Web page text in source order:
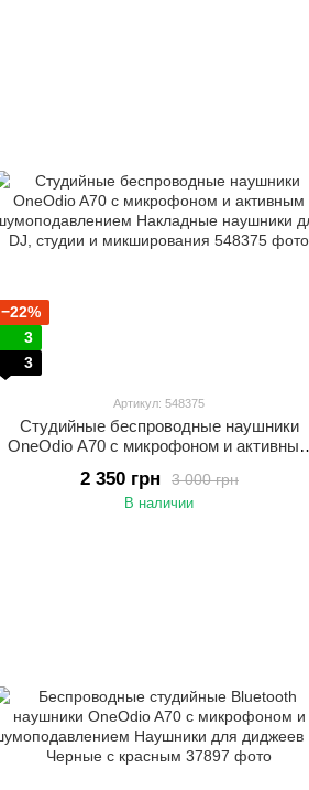
−22%
3
3
Артикул: 548375
Студийные беспроводные наушники
OneOdio A70 с микрофоном и активным
для DJ, студии и микширования
3 000 грн
2 350 грн
В наличии